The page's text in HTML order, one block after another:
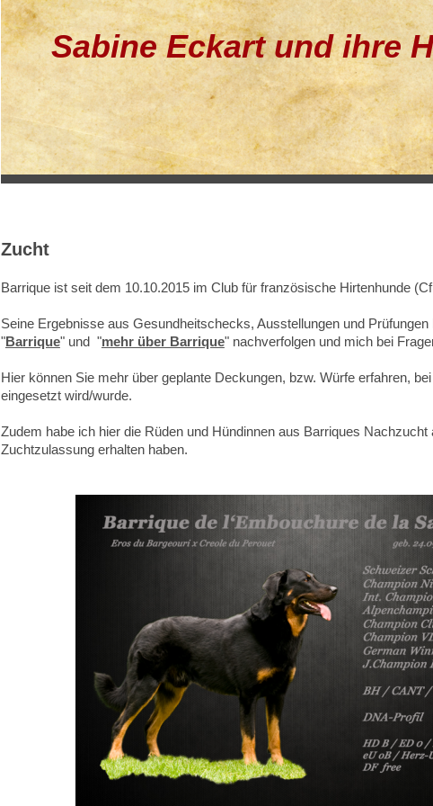
Sabine Eckart und ihre
Zucht
Barrique ist seit dem 10.10.2015 im Club für französische Hirtenhunde
Seine Ergebnisse aus Gesundheitschecks, Ausstellungen und
"Barrique" und "mehr über Barrique" nachverfolgen und mich bei
Hier können Sie mehr über geplante Deckungen, bzw. Würfe erfahren,
eingesetzt wird/wurde.
Zudem habe ich hier die Rüden und Hündinnen aus Barriques
Zuchtzulassung erhalten haben.